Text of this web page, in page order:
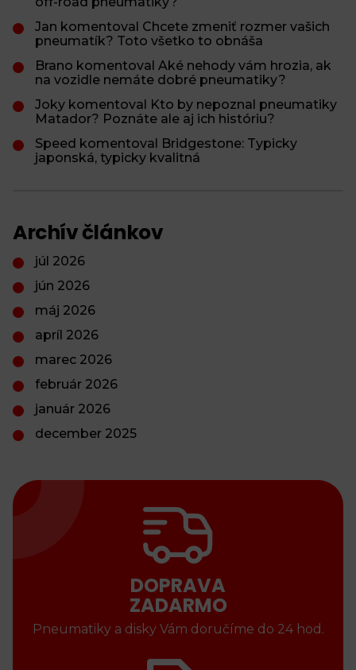
Jan komentoval Chcete zmeniť rozmer vašich
pneumatík? Toto všetko to obnáša
Brano komentoval Aké nehody vám hrozia, ak
na vozidle nemáte dobré pneumatiky?
Joky komentoval Kto by nepoznal pneumatiky
Matador? Poznáte ale aj ich históriu?
Speed komentoval Bridgestone: Typicky
japonská, typicky kvalitná
Archív článkov
júl 2026
jún 2026
máj 2026
apríl 2026
marec 2026
február 2026
január 2026
december 2025
DOPRAVA
ZADARMO
Pneumatiky a disky Vám doručíme do 24 hod.